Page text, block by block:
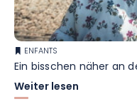
ENFANTS
Ein bisschen näher an
Weiter lesen